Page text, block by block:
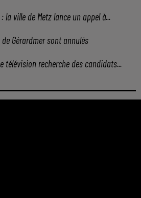
la ville de Metz lance un appel à...
Gérardmer sont annulés
télévision recherche des candidats...